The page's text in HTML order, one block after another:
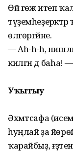
Өй гөж итеп
өлгөргәйне.
— Аһ-һ-һ,
килгән дә баһа!
Уҡытыу
Әхмәтсафа
һуңлай ҙа
ҡарайбыҙ,